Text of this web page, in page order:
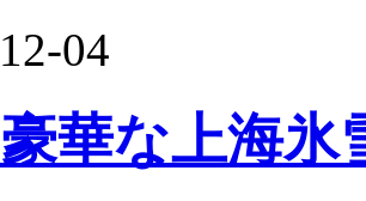
04
華な上海氷